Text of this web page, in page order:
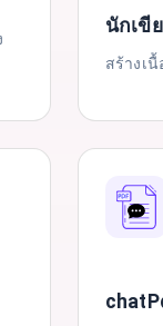
นักเขี
สร้างเ